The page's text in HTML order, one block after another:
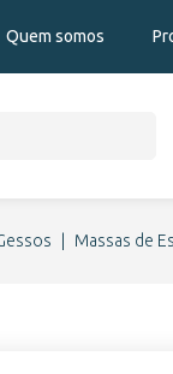
Quem somos
Massas de